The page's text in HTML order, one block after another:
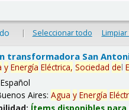
| Seleccionar todo
transformadora San
y Energía Eléctrica, Sociedad del
Español
Aires:Agua y Energía